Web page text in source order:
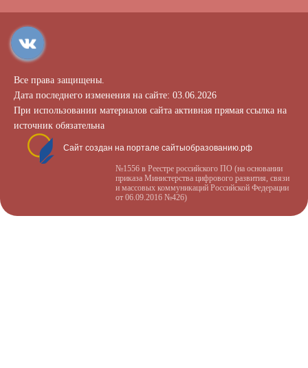
Все права защищены.
Дата последнего изменения на сайте: 03.06.2026
При использовании материалов сайта активная прямая ссылка на
источник обязательна
Сайт создан на портале сайтыобразованию.рф
№1556 в Реестре российского ПО (на основании
приказа Министерства цифрового развития, связи
и массовых коммуникаций Российской Федерации
от 06.09.2016 №426)